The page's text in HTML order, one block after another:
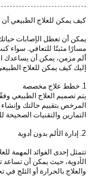
كيف يمكن للعلاج الطبيعي
يمكن أن تعطل الإصابات
مسارًا مثبتًا للتعافي. سواء
ألم مزمن، يمكن أن يساعدك
إليك كيف يمكن للعلاج
1. خطط علاج مخصصة
يتم تصميم العلاج الطبيعي
المرخص بتقييم حالتك
التمارين والتقنيات
2. إدارة الألم بدون أدوية
تتمثل إحدى الفوائد المهمة
الأدوية، حيث يمكن أن تساعد
والعلاج بالحرارة أو الثلج